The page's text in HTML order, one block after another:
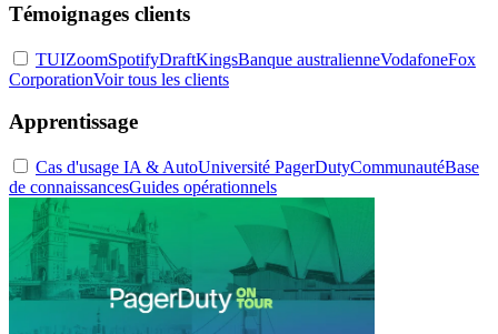
Témoignages clients
TUIZoomSpotifyDraftKingsBanque australienneVodafoneFox
CorporationVoir tous les clients
Apprentissage
Cas d'usage IA & AutoUniversité PagerDutyCommunautéBase
de connaissancesGuides opérationnels